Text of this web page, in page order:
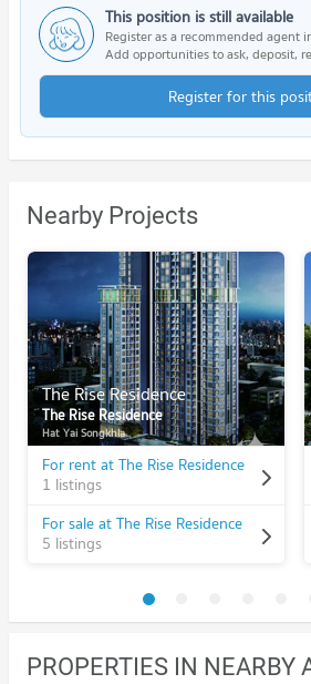
This position is still available
Register as a recommended agent
Add opportunities to ask, deposit,
Register for this
Nearby Projects
The Rise Residence
The Rise Residence
Hat Yai Songkhla
For rent at The Rise Residence
1 listings
For sale at The Rise Residence
5 listings
PROPERTIES IN NEARBY